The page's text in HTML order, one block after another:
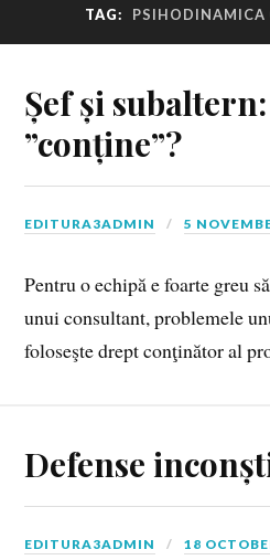
TAG:
Șef și
”conține”?
EDITURA3ADMIN 5
Pentru o echipă e foarte greu
unui consultant, problemele
foloseşte drept conţinător al
Defense
EDITURA3ADMIN 18